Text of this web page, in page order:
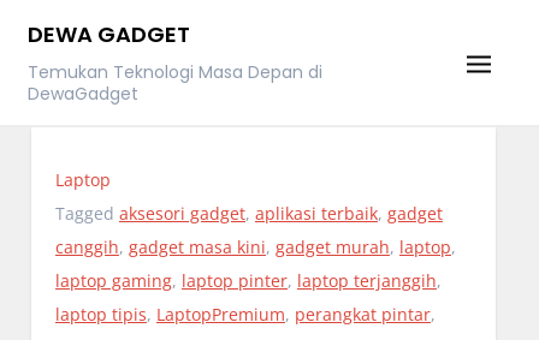
content
DEWA GADGET
Temukan Teknologi Masa Depan di
DewaGadget
Laptop
Tagged aksesori gadget, aplikasi terbaik, gadget
canggih, gadget masa kini, gadget murah, laptop,
laptop gaming, laptop pinter, laptop terjanggih,
laptop tipis, LaptopPremium, perangkat pintar,